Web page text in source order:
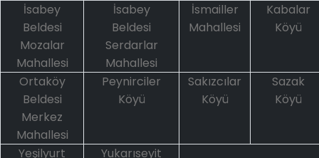
İsabey
Beldesi
Mozalar
Mahallesi
İsabey
Beldesi
Serdarlar
Mahallesi
İsmailler
Mahallesi
Kabalar
Köyü
Ortaköy
Beldesi
Merkez
Mahallesi
Peynirciler
Köyü
Sakızcılar
Köyü
Sazak
Köyü
Yeşilyurt
Yukarıseyit